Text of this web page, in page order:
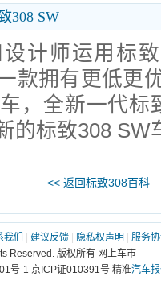
308 SW
计师运用标
款拥有更低更
，全新一代标
的标致308 SW
<< 返回标致308百科
我们 建议反馈 隐私权声明
服务
Reserved. 版权所有 网上车市
号-1 京ICP证010391号 精准汽车